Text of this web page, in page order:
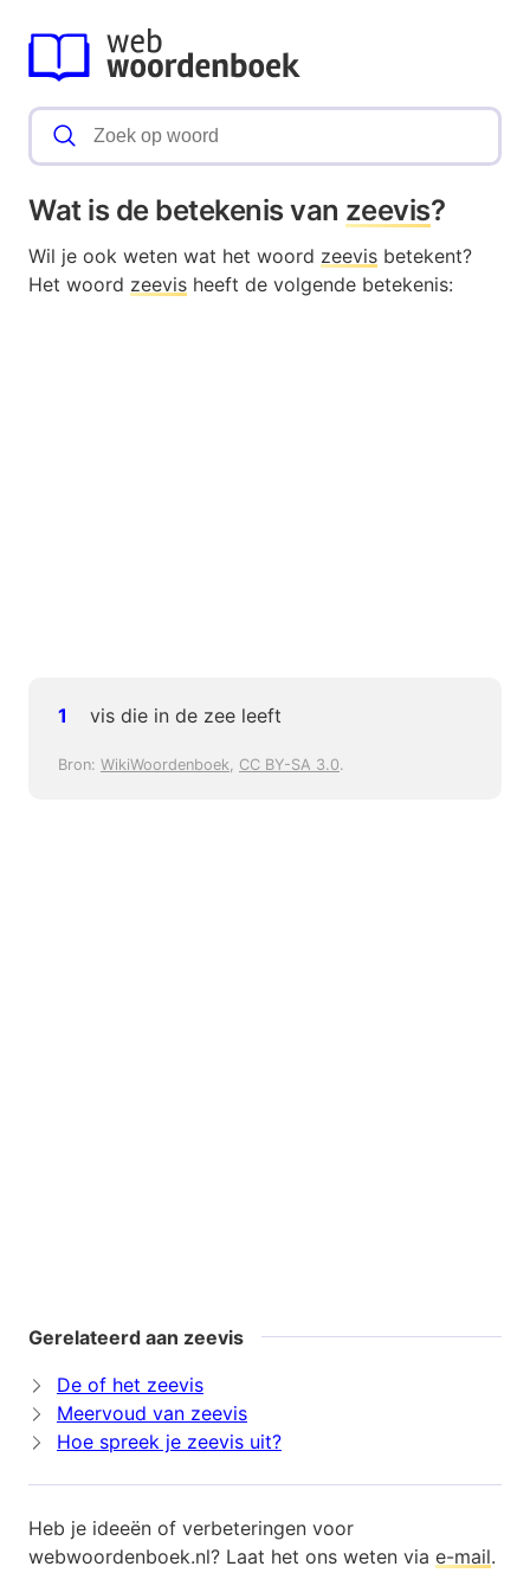
Wat is de betekenis van zeevis?
Wil je ook weten wat het woord zeevis betekent?
Het woord zeevis heeft de volgende betekenis:
vis die in de zee leeft
Bron: WikiWoordenboek, CC BY-SA 3.0.
Gerelateerd aan zeevis
De of het zeevis
Meervoud van zeevis
Hoe spreek je zeevis uit?
Heb je ideeën of verbeteringen voor
webwoordenboek.nl? Laat het ons weten via e-mail.